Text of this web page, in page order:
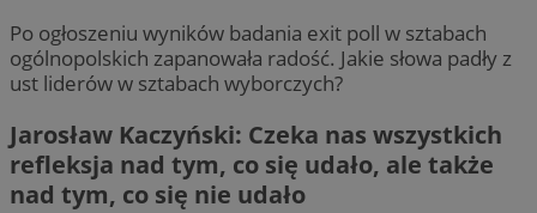
Po ogłoszeniu wyników badania exit poll w sztabach
ogólnopolskich zapanowała radość. Jakie słowa padły z
ust liderów w sztabach wyborczych?
Jarosław Kaczyński: Czeka nas wszystkich
refleksja nad tym, co się udało, ale także
nad tym, co się nie udało